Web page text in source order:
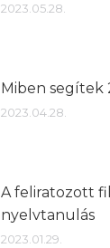
2023.05.28.
Miben segítek
2023.04.28.
A feliratozott
nyelvtanulás
2023.01.29.